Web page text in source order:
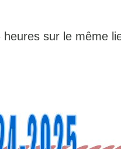
sur le même